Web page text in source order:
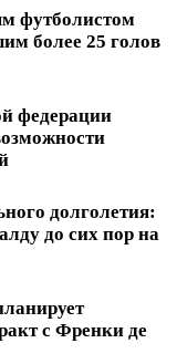
футболистом
более 25 голов
федерации
долголетия:
до сих пор на
с Френки де